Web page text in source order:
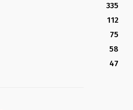
335
112
75
58
47